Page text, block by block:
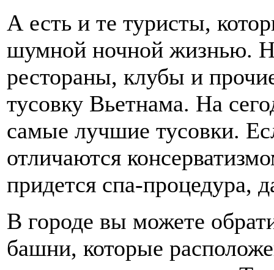
А есть и те туристы,
шумной ночной жизнью.
рестораны, клубы и
тусовку Вьетнама. На
самые лучшие тусовки.
отличаются
придется спа-процедура,
В городе вы можете
башни, которые